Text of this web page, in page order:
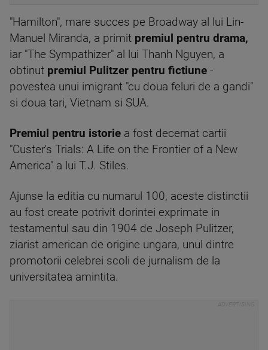
"Hamilton", mare succes pe Broadway al lui Lin-
Manuel Miranda, a primit premiul pentru drama,
iar "The Sympathizer" al lui Thanh Nguyen, a
obtinut premiul Pulitzer pentru fictiune -
povestea unui imigrant "cu doua feluri de a gandi"
si doua tari, Vietnam si SUA.
Premiul pentru istorie a fost decernat cartii
"Custer's Trials: A Life on the Frontier of a New
America" a lui T.J. Stiles.
Ajunse la editia cu numarul 100, aceste distinctii
au fost create potrivit dorintei exprimate in
testamentul sau din 1904 de Joseph Pulitzer,
ziarist american de origine ungara, unul dintre
promotorii celebrei scoli de jurnalism de la
universitatea amintita.